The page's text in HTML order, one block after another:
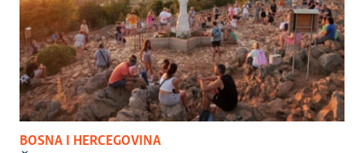
BOSNA I HERCEGOVINA